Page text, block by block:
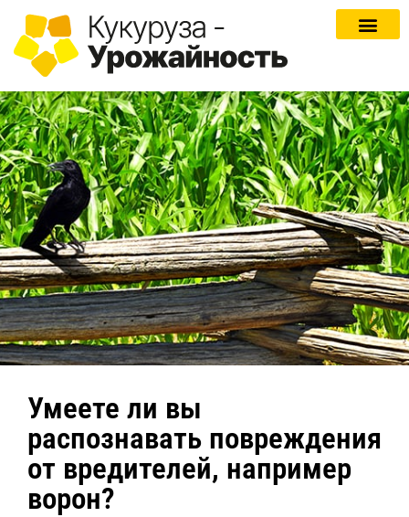
Умеете ли вы
распознавать повреждения
от вредителей, например
ворон?